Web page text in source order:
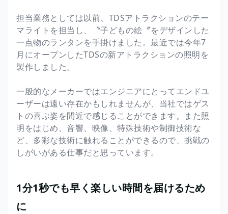
担当業務としては以前、TDSアトラクションのテー
マライトを担当し、〝子どもの絵〞をデザインした
一点物のランタンを手掛けました。最近では今年7
月にオープンしたTDSの新アトラクションの照明を
製作しました。
一般的なメーカーではエンジニアにとってエンドユ
ーザーは遠い存在かもしれませんが、当社ではゲス
トの喜ぶ姿を間近で感じることができます。また照
明をはじめ、音響、映像、特殊技術や制御技術な
ど、多彩な技術に触れることができるので、挑戦の
しがいがある仕事だと思っています。
1分1秒でも早く楽しい時間を届けるため
に